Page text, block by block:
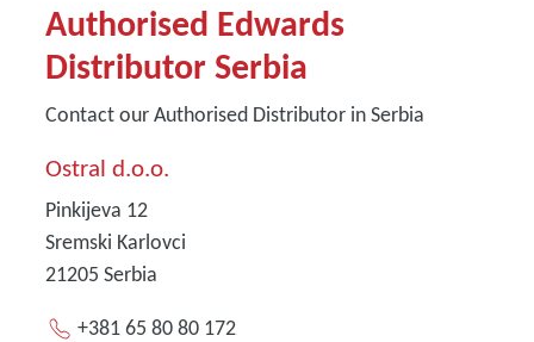
Authorised Edwards
Distributor Serbia
Contact our Authorised Distributor in Serbia
Ostral d.o.o.
Pinkijeva 12
Sremski Karlovci
21205 Serbia
+381 65 80 80 172